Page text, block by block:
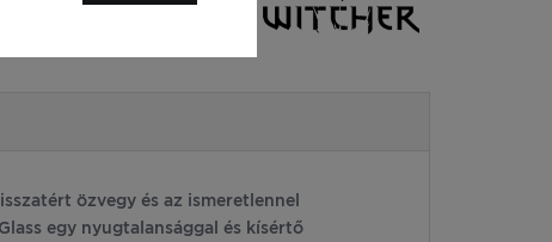
özvegy és az ismeretlennel
egy nyugtalansággal és kísértő